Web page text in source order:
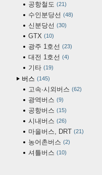
공항철도 21
수인분당선 48
신분당선 30
GTX 10
광주 1호선 23
대전 1호선 4
기타 19
버스 145
고속·시외버스 62
광역버스 9
공항버스 15
시내버스 26
마을버스, DRT 21
농어촌버스 2
셔틀버스 10